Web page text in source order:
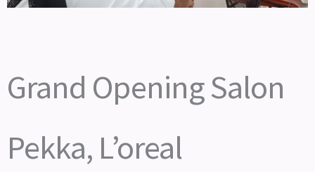
Grand Opening Salon
Pekka, L’oreal